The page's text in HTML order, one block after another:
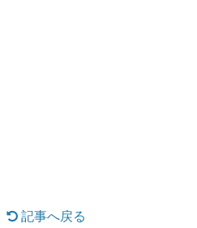
記事へ戻る